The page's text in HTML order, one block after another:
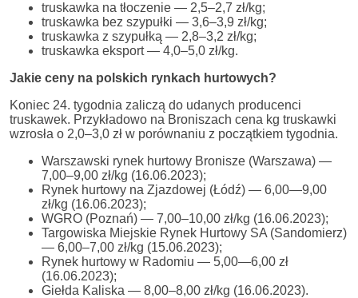
truskawka na tłoczenie — 2,5–2,7 zł/kg;
truskawka bez szypułki — 3,6–3,9 zł/kg;
truskawka z szypułką — 2,8–3,2 zł/kg;
truskawka eksport — 4,0–5,0 zł/kg.
Jakie ceny na polskich rynkach hurtowych?
Koniec 24. tygodnia zaliczą do udanych producenci
truskawek. Przykładowo na Broniszach cena kg truskawki
wzrosła o 2,0–3,0 zł w porównaniu z początkiem tygodnia.
Warszawski rynek hurtowy Bronisze (Warszawa) —
7,00–9,00 zł/kg (16.06.2023);
Rynek hurtowy na Zjazdowej (Łódź) — 6,00—9,00
zł/kg (16.06.2023);
WGRO (Poznań) — 7,00–10,00 zł/kg (16.06.2023);
Targowiska Miejskie Rynek Hurtowy SA (Sandomierz)
— 6,00–7,00 zł/kg (15.06.2023);
Rynek hurtowy w Radomiu — 5,00—6,00 zł
(16.06.2023);
Giełda Kaliska — 8,00–8,00 zł/kg (16.06.2023).